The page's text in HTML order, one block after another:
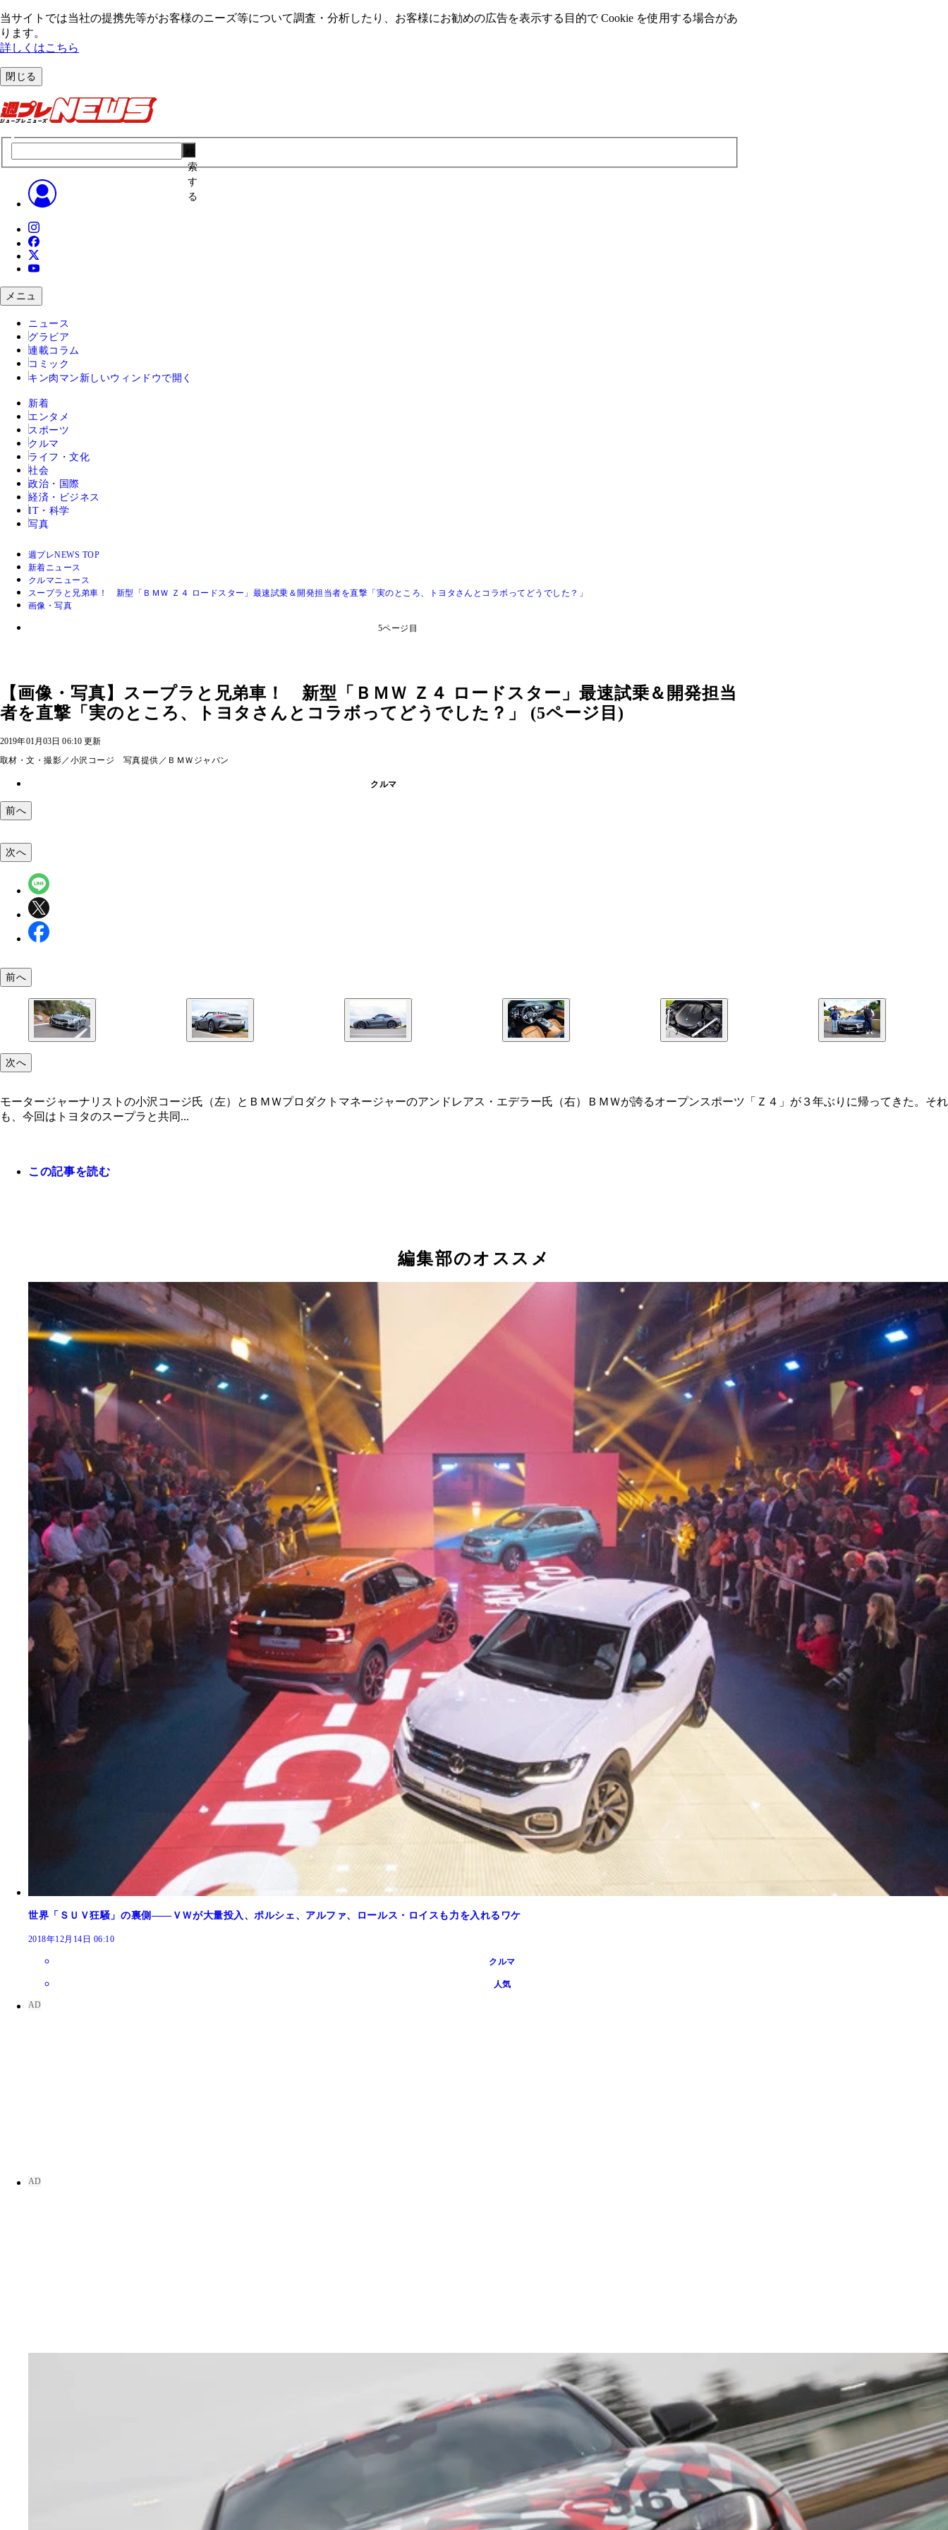
当サイトでは当社の提携先等がお客様のニーズ等について調査・分析したり、お客様にお勧めの広告を表⽰する⽬的で Cookie を使⽤する場合があ
ります。
詳しくはこちら
閉じる
索
す
る
メニュ
ニュース
グラビア
連載コラム
コミック
キン肉マン 新しいウィンドウで開く
新着
エンタメ
スポーツ
クルマ
ライフ・文化
社会
政治・国際
経済・ビジネス
IT・科学
写真
週プレNEWS TOP
新着ニュース
クルマニュース
スープラと兄弟車！ 新型「ＢＭＷ Ｚ４ ロードスター」最速試乗＆開発担当者を直撃「実のところ、トヨタさんとコラボってどうでした？」
画像・写真
5ページ目
【画像・写真】スープラと兄弟車！ 新型「ＢＭＷ Ｚ４ ロードスター」最速試乗＆開発担当
者を直撃「実のところ、トヨタさんとコラボってどうでした？」 (5ページ目)
2019年01月03日 06:10 更新
取材・文・撮影／小沢コージ 写真提供／ＢＭＷジャパン
クルマ
前へ
先代よりもホイールベースが短くなった新生Ｚ４。優雅なロングノーズが目立たなくなったが、代わりに運動神経が良さそうなキビキビとした印象がいっそう増している。現
クーペモデルのアナウンスはなく、当面はロードスターのみが展開される予定だ
ＢＭＷ Ｚ４ ロードスター（Ｍ４０ｉ）◯全長×全幅×全高：４３２４ｍｍ×１８６４ｍｍ×１３０４ｍｍ◯エンジン：３.０Ｌ直列６気筒ガソリンターボ◯駆動方式：ＦＲ◯最高
３４０ＰＳ◯最大トルク：４５.９ｋｇｍ
自動開閉式のソフトトップを採用！！
ドライバー寄りに傾いたインパネは、操作性を考慮したＢＭＷ伝統のデザイン。最新の「オペレーティングシステム７.０」を搭載
エントリーグレードは２.０Ｌ直４ターボエンジンだが、最上位の「Ｍ４０ｉ」は、３.０Ｌの直６ターボを搭載する
次へ
前へ
次へ
モータージャーナリストの小沢コージ氏（左）とＢＭＷプロダクトマネージャーのアンドレアス・エデラー氏（右）ＢＭＷが誇るオープンスポーツ「Ｚ４」が３年ぶりに帰ってきた。それ
も、今回はトヨタのスープラと共同...
この記事を読む
編集部のオススメ
世界「ＳＵＶ狂騒」の裏側――ＶＷが大量投入、ポルシェ、アルファ、ロールス・ロイスも力を入れるワケ
2018年12月14日 06:10
クルマ
人気